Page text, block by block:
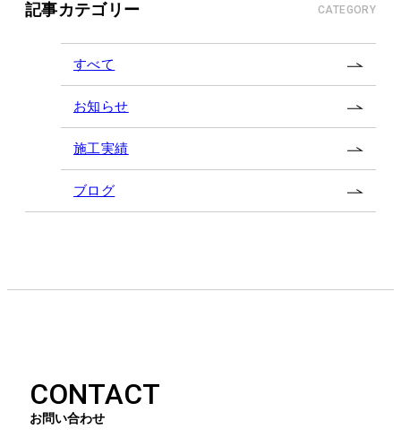
記事カテゴリー CATEGORY
すべて
お知らせ
施工実績
ブログ
CONTACT
お問い合わせ